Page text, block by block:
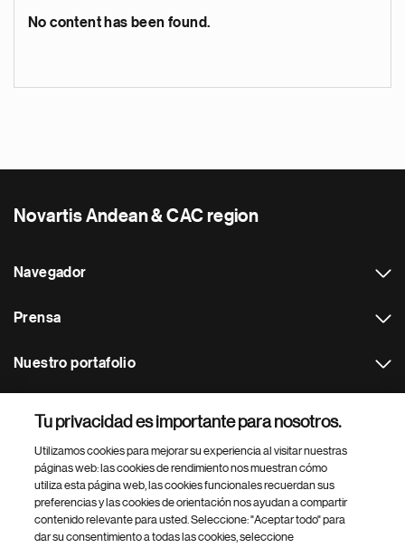
No content has been found.
Novartis Andean & CAC region
Navegador
Prensa
Nuestro portafolio
Footer Site Search
Tu privacidad es importante para nosotros.
Utilizamos cookies para mejorar su experiencia al visitar nuestras
páginas web: las cookies de rendimiento nos muestran cómo
utiliza esta página web, las cookies funcionales recuerdan sus
preferencias y las cookies de orientación nos ayudan a compartir
contenido relevante para usted. Seleccione: "Aceptar todo" para
dar su consentimiento a todas las cookies, seleccione